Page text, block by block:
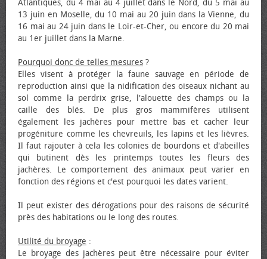
Atlantiques, du 4 mai au 4 juillet dans le Nord, du 5 mai au
13 juin en Moselle, du 10 mai au 20 juin dans la Vienne, du
16 mai au 24 juin dans le Loir-et-Cher, ou encore du 20 mai
au 1er juillet dans la Marne.
Pourquoi donc de telles mesures ?
Elles visent à protéger la faune sauvage en période de
reproduction ainsi que la nidification des oiseaux nichant au
sol comme la perdrix grise, l'alouette des champs ou la
caille des blés. De plus gros mammifères utilisent
également les jachères pour mettre bas et cacher leur
progéniture comme les chevreuils, les lapins et les lièvres.
Il faut rajouter à cela les colonies de bourdons et d'abeilles
qui butinent dès les printemps toutes les fleurs des
jachères. Le comportement des animaux peut varier en
fonction des régions et c'est pourquoi les dates varient.
Il peut exister des dérogations pour des raisons de sécurité
près des habitations ou le long des routes.
Utilité du broyage :
Le broyage des jachères peut être nécessaire pour éviter